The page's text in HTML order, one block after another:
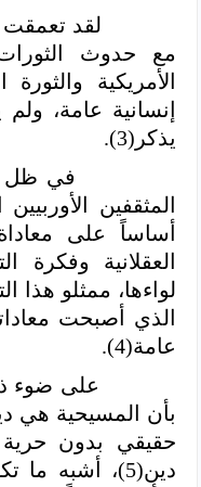
لقد تعمقت
مع حدوث الثورات
الأمريكية والثورة
إنسانية عامة،
يذكر(3).
في ظل تلك
المثقفين
أساساً على
العقلانية وفكرة
لواءها، ممثلو هذا
الذي أصبحت
عامة(4).
على ضوء ذلك،
بأن المسيحية هي
حقيقي بدون
دين(5)، أشبه